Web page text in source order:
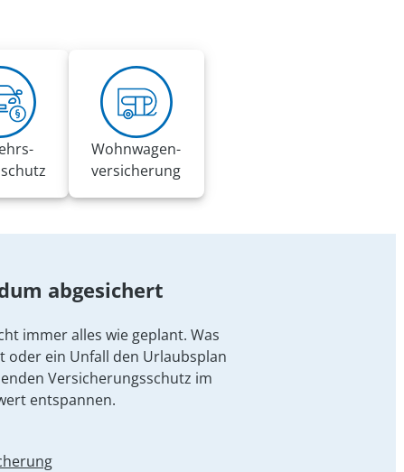
Wohnwagen­
versicherung
abgesichert
immer alles wie geplant. Was
oder ein Unfall den Urlaubsplan
Versicherungsschutz im
entspannen.